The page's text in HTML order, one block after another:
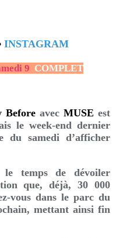
INSTAGRAM
9 COMPLET
Before avec MUSE est
le week-end dernier
du samedi d’afficher
le temps de dévoiler
que, déjà, 30 000
vous dans le parc du
mettant ainsi fin